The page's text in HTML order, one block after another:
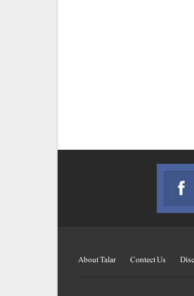
About Talar Contect Us